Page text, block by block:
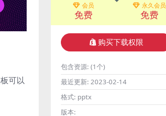
可以
会员
免费
永久会员
免费
购买下载权限
包含资源: (1个)
最近更新: 2023-02-14
格式: pptx
版本: